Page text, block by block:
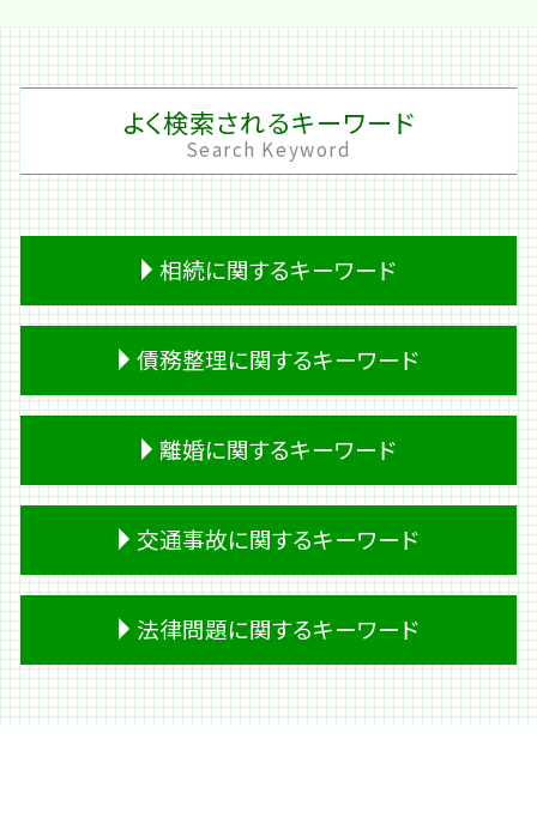
よく検索されるキーワード
Search Keyword
相続に関するキーワード
相続 土地
生前贈与
相続 時効
相続 必要書類
生前贈与 不動産
預金 相続
遺産 税金
遺産分割 調停
遺留分 放棄
遺産 遺留分
債務整理に関するキーワード
民事再生 管財人
パチンコ 借金
借金 利子
過払い金請求 デメリット
妻 借金
借金 計算
借金 調査
個人再生 車
離婚に関するキーワード
夫 不倫
浮気 証拠
離婚 裁判 期間
面会交流 調停
離婚 公正証書
別居 生活費
交通事故に関するキーワード
車 事故 保険
交通事故 損害賠償
交通事故 死亡
休業損害 主婦
法律問題に関するキーワード
公正証書 法律
労働問題 恨み